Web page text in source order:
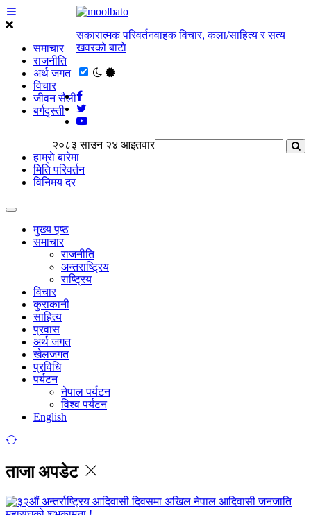
समाचार
राजनीति
अर्थ जगत
विचार
जीवन सैली
बर्गदृस्ती
सकारात्मक परिवर्तनवाहक विचार, कला/साहित्य र सत्य
खवरको बाटाे
२०८३ साउन २४ आइतवार
हाम्राे बारेमा
मिति परिवर्तन
विनिमय दर
मुख्य पृष्ठ
समाचार
राजनीति
अन्तराष्ट्रिय
राष्ट्रिय
विचार
कुराकानी
साहित्य
प्रवास
अर्थ जगत
खेलजगत
प्रविधि
पर्यटन
नेपाल पर्यटन
विश्व पर्यटन
English
ताजा अपडेट